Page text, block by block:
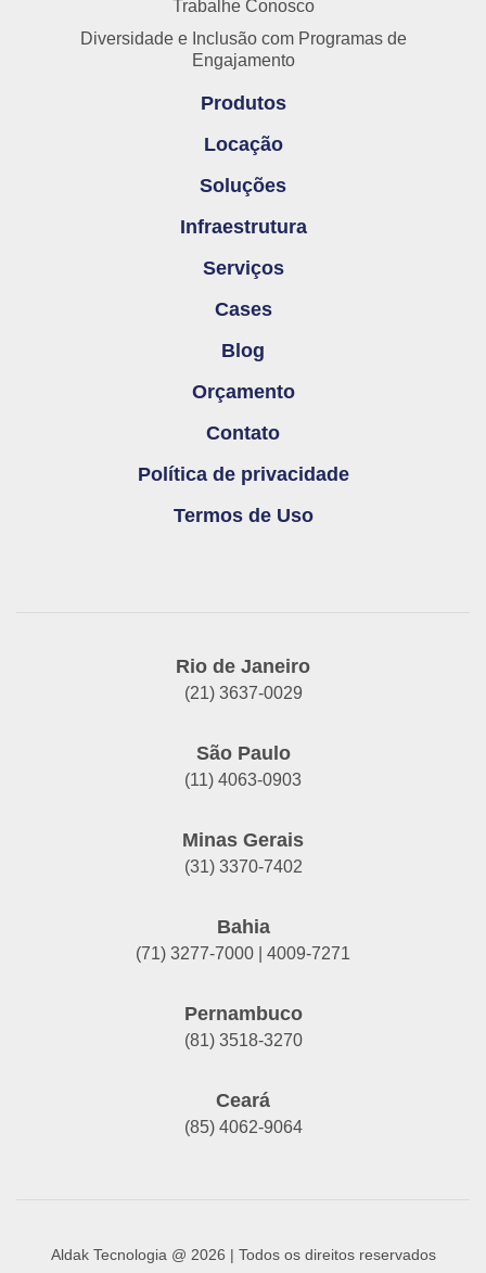
Trabalhe Conosco
Diversidade e Inclusão com Programas de
Engajamento
Produtos
Locação
Soluções
Infraestrutura
Serviços
Cases
Blog
Orçamento
Contato
Política de privacidade
Termos de Uso
Rio de Janeiro
(21) 3637-0029
São Paulo
(11) 4063-0903
Minas Gerais
(31) 3370-7402
Bahia
(71) 3277-7000 | 4009-7271
Pernambuco
(81) 3518-3270
Ceará
(85) 4062-9064
Aldak Tecnologia @ 2026 | Todos os direitos reservados